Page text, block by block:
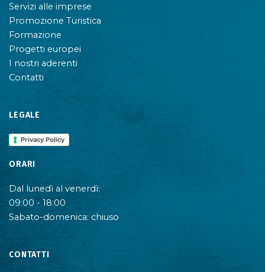
Servizi alle imprese
Promozione Turistica
Formazione
Progetti europei
I nostri aderenti
Contatti
LEGALE
Privacy Policy
ORARI
Dal lunedì al venerdì:
09:00 - 18:00
Sabato-domenica: chiuso
CONTATTI